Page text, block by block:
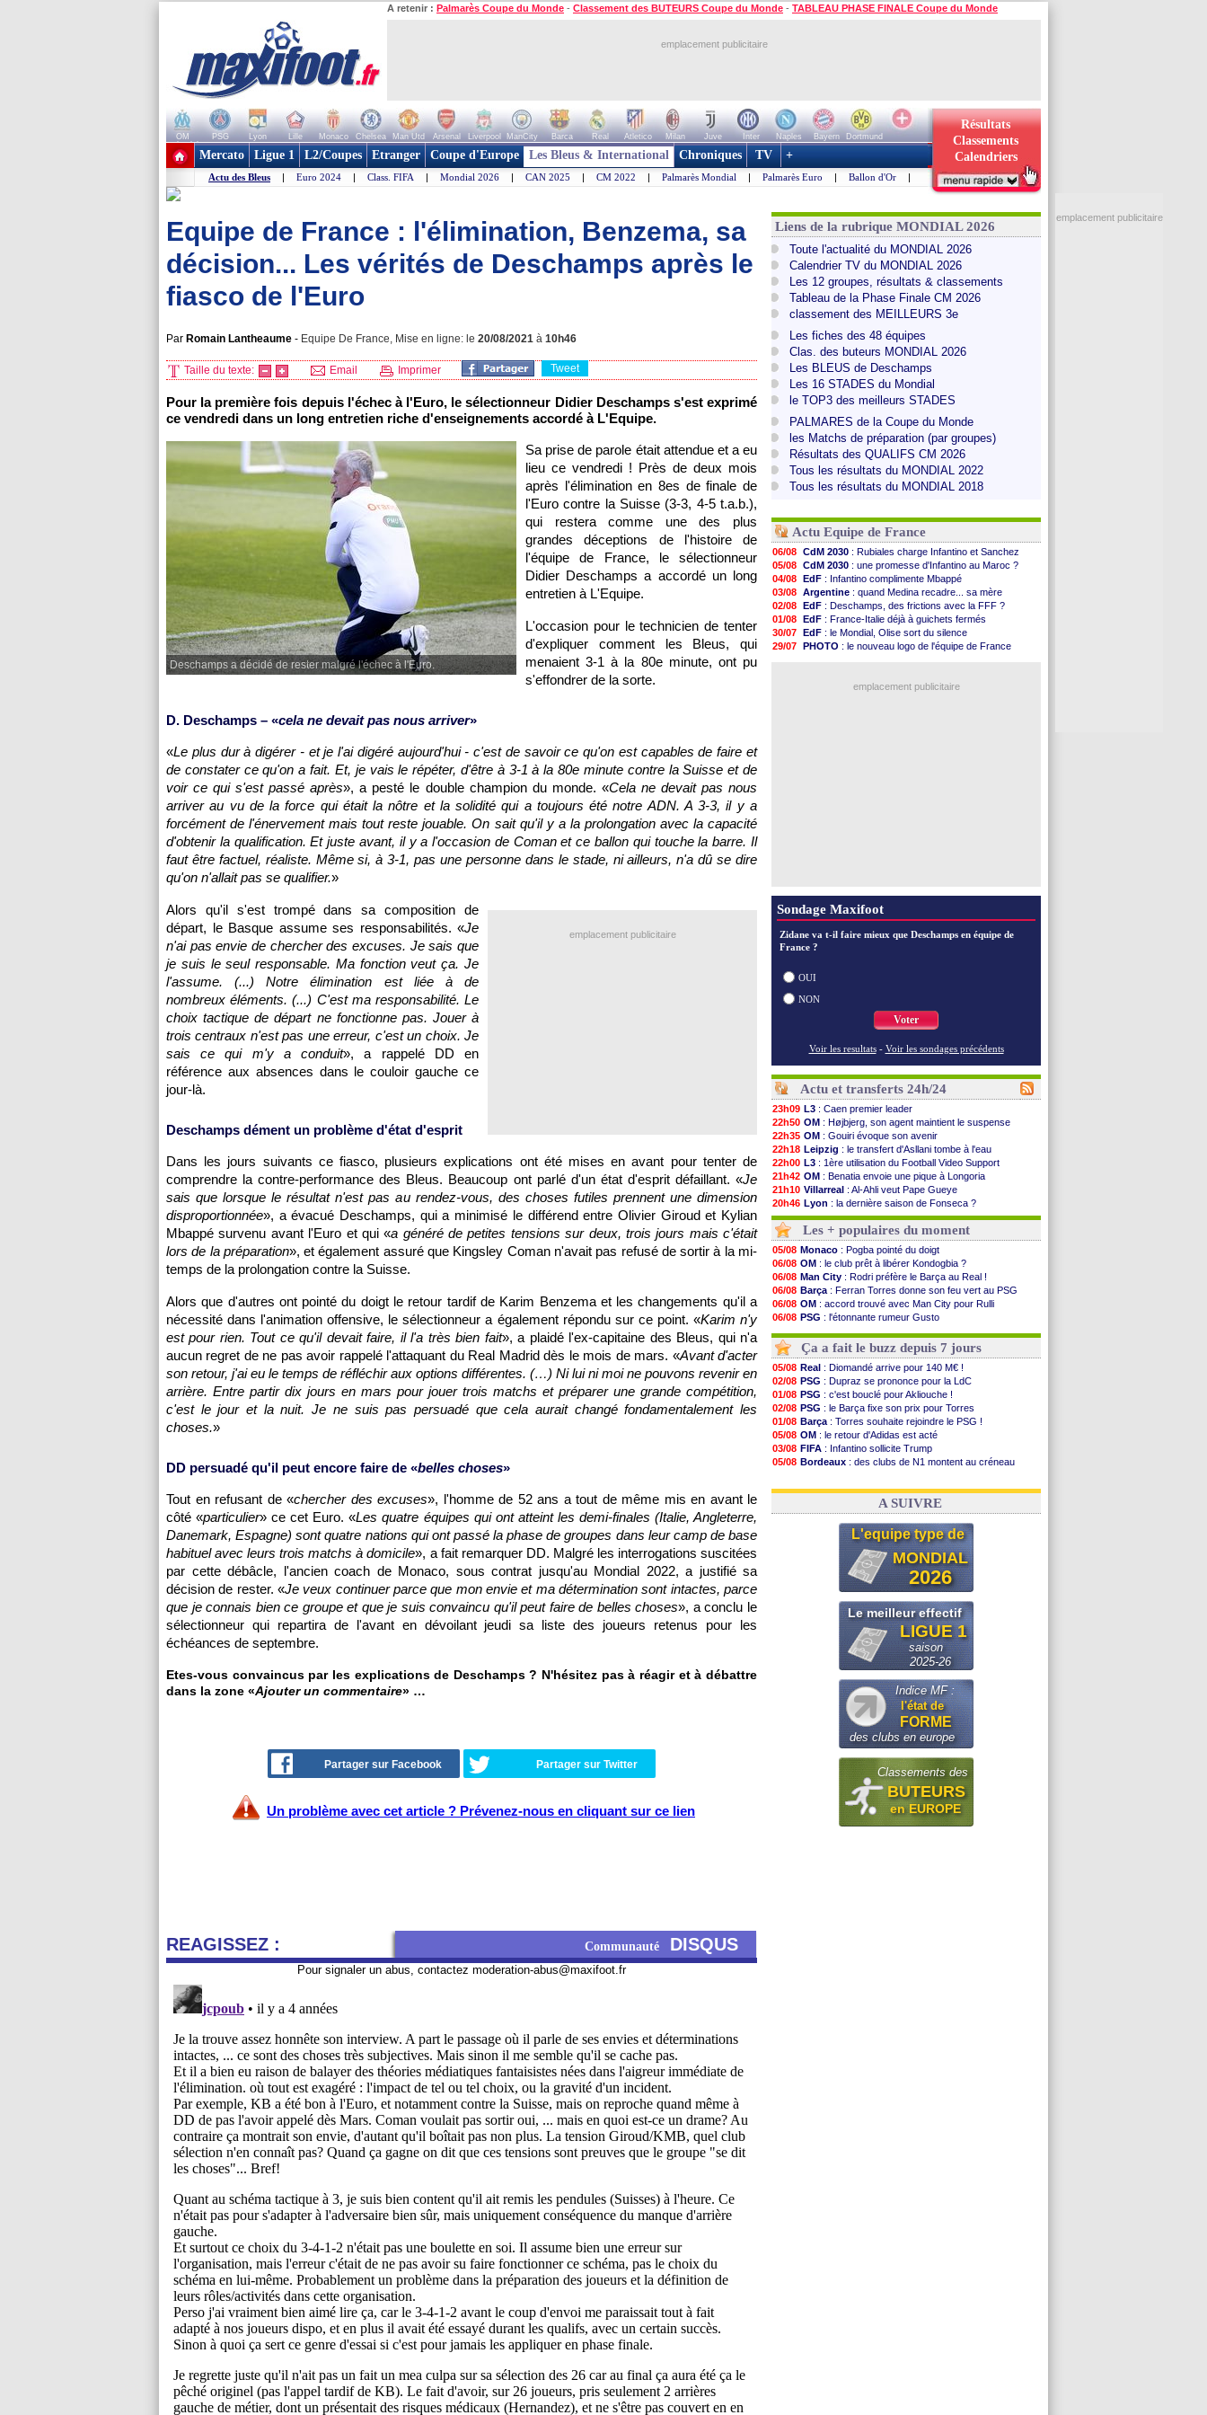
A retenir : Palmarès Coupe du Monde - Classement des BUTEURS Coupe du Monde - TABLEAU PHASE FINALE Coupe du Monde
emplacement publicitaire
OM PSG Lyon Lille Monaco Chelsea Man Utd Arsenal Liverpool ManCity Barca Real Atletico Milan Juve Inter Naples Bayern
Dortmund
+ de clubs
Résultats
Classements
Calendriers
Mercato Ligue 1 L2/Coupes Etranger Coupe d'Europe Les Bleus & International Chroniques TV +
Actu des Bleus | Euro 2024 | Class. FIFA | Mondial 2026 | CAN 2025 | CM 2022 | Palmarès Mondial | Palmarès Euro | Ballon d'Or |
Equipe de France : l'élimination, Benzema, sa
décision... Les vérités de Deschamps après le
fiasco de l'Euro
Par Romain Lantheaume - Equipe De France, Mise en ligne: le 20/08/2021 à 10h46
Taille du texte: Email Imprimer Tweet
Pour la première fois depuis l'échec à l'Euro, le sélectionneur Didier Deschamps s'est exprimé
ce vendredi dans un long entretien riche d'enseignements accordé à L'Equipe.
Deschamps a décidé de rester malgré l'échec à l'Euro.
Sa prise de parole était attendue et a eu
lieu ce vendredi ! Près de deux mois
après l'élimination en 8es de finale de
l'Euro contre la Suisse (3-3, 4-5 t.a.b.),
qui restera comme une des plus
grandes déceptions de l'histoire de
l'équipe de France, le sélectionneur
Didier Deschamps a accordé un long
entretien à L'Equipe.
L'occasion pour le technicien de tenter
d'expliquer comment les Bleus, qui
menaient 3-1 à la 80e minute, ont pu
s'effondrer de la sorte.
D. Deschamps – «cela ne devait pas nous arriver»
«Le plus dur à digérer - et je l'ai digéré aujourd'hui - c'est de savoir ce qu'on est capables de faire et
de constater ce qu'on a fait. Et, je vais le répéter, d'être à 3-1 à la 80e minute contre la Suisse et de
voir ce qui s'est passé après», a pesté le double champion du monde. «Cela ne devait pas nous
arriver au vu de la force qui était la nôtre et la solidité qui a toujours été notre ADN. A 3-3, il y a
forcément de l'énervement mais tout reste jouable. On sait qu'il y a la prolongation avec la capacité
d'obtenir la qualification. Et juste avant, il y a l'occasion de Coman et ce ballon qui touche la barre. Il
faut être factuel, réaliste. Même si, à 3-1, pas une personne dans le stade, ni ailleurs, n'a dû se dire
qu'on n'allait pas se qualifier.»
emplacement publicitaire
Alors qu'il s'est trompé dans sa composition de
départ, le Basque assume ses responsabilités. «Je
n'ai pas envie de chercher des excuses. Je sais que
je suis le seul responsable. Ma fonction veut ça. Je
l'assume. (...) Notre élimination est liée à de
nombreux éléments. (...) C'est ma responsabilité. Le
choix tactique de départ ne fonctionne pas. Jouer à
trois centraux n'est pas une erreur, c'est un choix. Je
sais ce qui m'y a conduit», a rappelé DD en
référence aux absences dans le couloir gauche ce
jour-là.
Deschamps dément un problème d'état d'esprit
Dans les jours suivants ce fiasco, plusieurs explications ont été mises en avant pour tenter de
comprendre la contre-performance des Bleus. Beaucoup ont parlé d'un état d'esprit défaillant. «Je
sais que lorsque le résultat n'est pas au rendez-vous, des choses futiles prennent une dimension
disproportionnée», a évacué Deschamps, qui a minimisé le différend entre Olivier Giroud et Kylian
Mbappé survenu avant l'Euro et qui «a généré de petites tensions sur deux, trois jours mais c'était
lors de la préparation», et également assuré que Kingsley Coman n'avait pas refusé de sortir à la mi-
temps de la prolongation contre la Suisse.
Alors que d'autres ont pointé du doigt le retour tardif de Karim Benzema et les changements qu'il a
nécessité dans l'animation offensive, le sélectionneur a également répondu sur ce point. «Karim n'y
est pour rien. Tout ce qu'il devait faire, il l'a très bien fait», a plaidé l'ex-capitaine des Bleus, qui n'a
aucun regret de ne pas avoir rappelé l'attaquant du Real Madrid dès le mois de mars. «Avant d'acter
son retour, j'ai eu le temps de réfléchir aux options différentes. (…) Ni lui ni moi ne pouvons revenir en
arrière. Entre partir dix jours en mars pour jouer trois matchs et préparer une grande compétition,
c'est le jour et la nuit. Je ne suis pas persuadé que cela aurait changé fondamentalement les
choses.»
DD persuadé qu'il peut encore faire de «belles choses»
Tout en refusant de «chercher des excuses», l'homme de 52 ans a tout de même mis en avant le
côté «particulier» ce cet Euro. «Les quatre équipes qui ont atteint les demi-finales (Italie, Angleterre,
Danemark, Espagne) sont quatre nations qui ont passé la phase de groupes dans leur camp de base
habituel avec leurs trois matchs à domicile», a fait remarquer DD. Malgré les interrogations suscitées
par cette débâcle, l'ancien coach de Monaco, sous contrat jusqu'au Mondial 2022, a justifié sa
décision de rester. «Je veux continuer parce que mon envie et ma détermination sont intactes, parce
que je connais bien ce groupe et que je suis convaincu qu'il peut faire de belles choses», a conclu le
sélectionneur qui repartira de l'avant en dévoilant jeudi sa liste des joueurs retenus pour les
échéances de septembre.
Etes-vous convaincus par les explications de Deschamps ? N'hésitez pas à réagir et à débattre
dans la zone «Ajouter un commentaire» …
Partager sur Facebook Partager sur Twitter
Un problème avec cet article ? Prévenez-nous en cliquant sur ce lien
REAGISSEZ : Communauté DISQUS
Pour signaler un abus, contactez moderation-abus@maxifoot.fr
Liens de la rubrique MONDIAL 2026
Toute l'actualité du MONDIAL 2026
Calendrier TV du MONDIAL 2026
Les 12 groupes, résultats & classements
Tableau de la Phase Finale CM 2026
classement des MEILLEURS 3e
Les fiches des 48 équipes
Clas. des buteurs MONDIAL 2026
Les BLEUS de Deschamps
Les 16 STADES du Mondial
le TOP3 des meilleurs STADES
PALMARES de la Coupe du Monde
les Matchs de préparation (par groupes)
Résultats des QUALIFS CM 2026
Tous les résultats du MONDIAL 2022
Tous les résultats du MONDIAL 2018
Actu Equipe de France
06/08 CdM 2030 : Rubiales charge Infantino et Sanchez
05/08 CdM 2030 : une promesse d'Infantino au Maroc ?
04/08 EdF : Infantino complimente Mbappé
03/08 Argentine : quand Medina recadre... sa mère
02/08 EdF : Deschamps, des frictions avec la FFF ?
01/08 EdF : France-Italie déjà à guichets fermés
30/07 EdF : le Mondial, Olise sort du silence
29/07 PHOTO : le nouveau logo de l'équipe de France
: Zidane pense déjà à un retour de Mendy
emplacement publicitaire
Sondage Maxifoot
Zidane va t-il faire mieux que Deschamps en équipe de
France ?
OUI
NON
Voter
Voir les resultats - Voir les sondages précédents
Actu et transferts 24h/24
23h09 L3 : Caen premier leader
22h50 OM : Højbjerg, son agent maintient le suspense
22h35 OM : Gouiri évoque son avenir
22h18 Leipzig : le transfert d'Asllani tombe à l'eau
22h00 L3 : 1ère utilisation du Football Video Support
21h42 OM : Benatia envoie une pique à Longoria
21h10 Villarreal : Al-Ahli veut Pape Gueye
20h46 Lyon : la dernière saison de Fonseca ?
20h30 OM: un nouveau prétendant pour Højbjerg
20h01
Brest: un gardien norvégien en approche ?
19h18 OM: McCourt a versé 120 M€ en 2026
19h09
PSG: 4 retours dans le groupe face à Man Utd ...
18h48
Nice: Kevin Carlos va partir en Italie
18h37
L1: prison avec sursis requis contre un arbitre
18h29
Leganés: c'est signé pour Luca Zidane (off.)
17h58
Atletico: Ruggeri en route pour Aston Villa
17h46
Monaco: Filipe Luis soutient Biereth
17h32 Lyon: Mangala prêté à Getafe (officiel)
17h16
PSG: Nsoki va signer en Croatie
16h59
Arsenal: Naples vise Gabriel Jesus
16h37
Real : Mastantuono prêté à la Fiorentina (off.)
16h33
Man City: accord avec le Barça pour Rodri ?
16h27
Rennes: Haise a prolongé (officiel)
16h22
Palace: Tomiyasu a convaincu (officiel)
Voir les brèves précédentes
Les + populaires du moment
05/08 Monaco : Pogba pointé du doigt
06/08 OM : le club prêt à libérer Kondogbia ?
06/08 Man City : Rodri préfère le Barça au Real !
06/08 Barça : Ferran Torres donne son feu vert au PSG
06/08 OM : accord trouvé avec Man City pour Rulli
06/08 PSG : l'étonnante rumeur Gusto
06/08
Ouganda: Owori battu à mort à Kampala
Ça a fait le buzz depuis 7 jours
05/08 Real : Diomandé arrive pour 140 M€ !
02/08 PSG : Dupraz se prononce pour la LdC
01/08 PSG : c'est bouclé pour Akliouche !
02/08 PSG : le Barça fixe son prix pour Torres
01/08 Barça : Torres souhaite rejoindre le PSG !
05/08 OM : le retour d'Adidas est acté
03/08 FIFA : Infantino sollicite Trump
05/08 Bordeaux : des clubs de N1 montent au créneau
03/08 Real: le démenti de Leipzig pour Diomandé
A SUIVRE
L'equipe type de
MONDIAL
2026
Le meilleur effectif
LIGUE 1
saison
2025-26
Indice MF :
l'état de
FORME
des clubs en europe
Classements des
BUTEURS
en EUROPE
emplacement publicitaire